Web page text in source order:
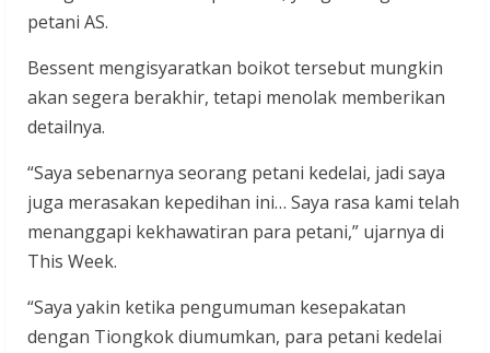
petani AS.
Bessent mengisyaratkan boikot tersebut mungkin
akan segera berakhir, tetapi menolak memberikan
detailnya.
“Saya sebenarnya seorang petani kedelai, jadi saya
juga merasakan kepedihan ini… Saya rasa kami telah
menanggapi kekhawatiran para petani,” ujarnya di
This Week.
“Saya yakin ketika pengumuman kesepakatan
dengan Tiongkok diumumkan, para petani kedelai